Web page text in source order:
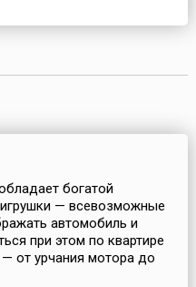
богатой
— всевозможные
автомобиль и
при этом по квартире
от урчания мотора до